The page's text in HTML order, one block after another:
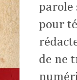
parole
pour
de ne